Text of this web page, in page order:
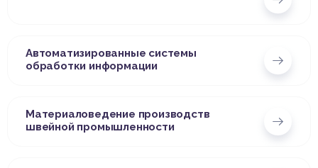
Автоматизированные системы
обработки информации
Материаловедение производств
швейной промышленности